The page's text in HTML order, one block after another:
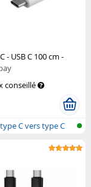
- USB C 100 cm -
conseillé
C vers type C